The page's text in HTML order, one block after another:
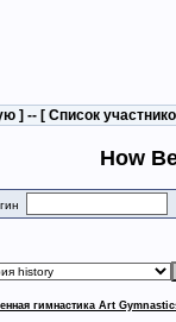
] -- [ Список
How
гимнастика Art